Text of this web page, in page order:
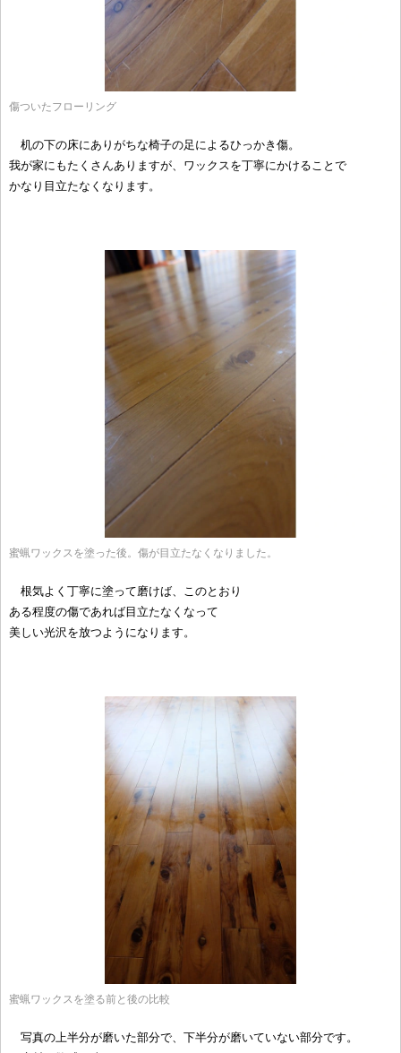
傷ついたフローリング
机の下の床にありがちな椅子の足によるひっかき傷。
我が家にもたくさんありますが、ワックスを丁寧にかけることで
かなり目立たなくなります。
蜜蝋ワックスを塗った後。傷が目立たなくなりました。
根気よく丁寧に塗って磨けば、このとおり
ある程度の傷であれば目立たなくなって
美しい光沢を放つようになります。
蜜蝋ワックスを塗る前と後の比較
写真の上半分が磨いた部分で、下半分が磨いていない部分です。